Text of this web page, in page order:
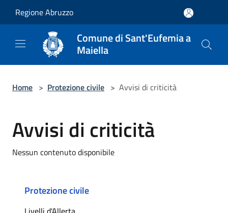
Regione Abruzzo
Comune di Sant'Eufemia a
Maiella
Home > Protezione civile > Avvisi di criticità
Avvisi di criticità
Nessun contenuto disponibile
Protezione civile